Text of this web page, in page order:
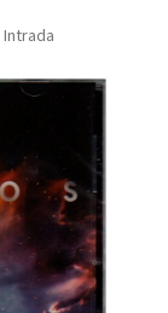
Intrada